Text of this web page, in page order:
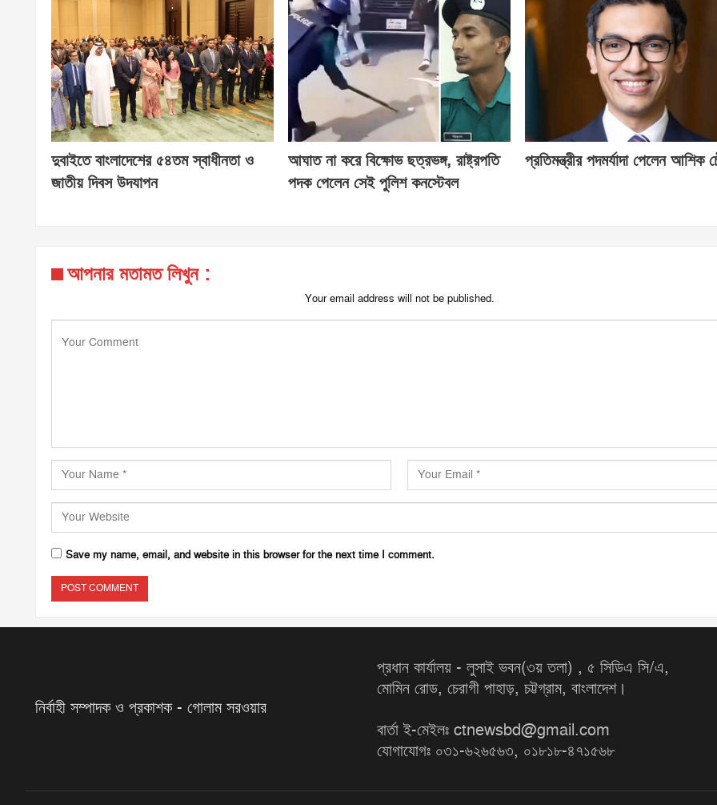
দুবাইতে বাংলাদেশের ৫৪তম স্বাধীনতা ও
জাতীয় দিবস উদযাপন
আঘাত না করে বিক্ষোভ ছত্রভঙ্গ, রাষ্ট্রপতি
পদক পেলেন সেই পুলিশ কনস্টেবল
প্রতিমন্ত্রীর পদমর্যাদা পেলেন আশিক
আপনার মতামত লিখুন :
Your email address will not be published.
Save my name, email, and website in this browser for the next time I comment.
নির্বাহী সম্পাদক ও প্রকাশক - গোলাম সরওয়ার
প্রধান কার্যালয় - লুসাই ভবন(৩য় তলা) , ৫ সিডিএ সি/এ,
মোমিন রোড, চেরাগী পাহাড়, চট্টগ্রাম, বাংলাদেশ।
বার্তা ই-মেইলঃ ctnewsbd@gmail.com
যোগাযোগঃ ০৩১-৬২৬৫৬৩, ০১৮১৮-৪৭১৫৬৮